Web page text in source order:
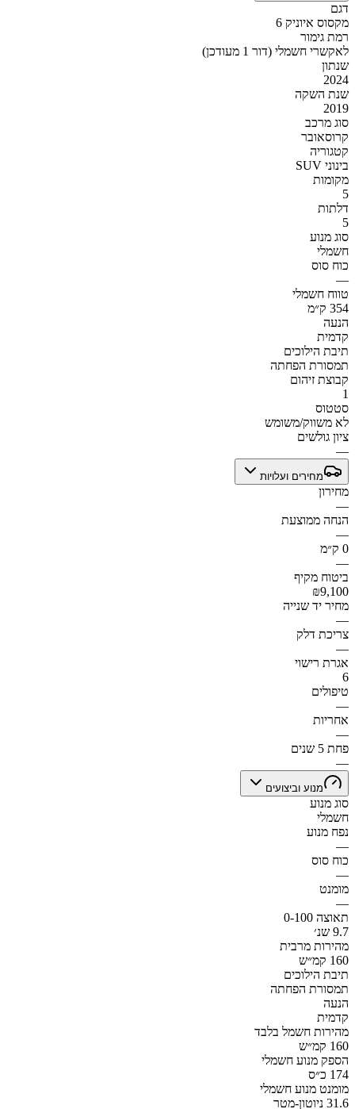
דגם
מקסוס איוניק 6
רמת גימור
לאקשרי חשמלי (דור 1 מעודכן)
שנתון
2024
שנת השקה
2019
סוג מרכב
קרוסאובר
קטגוריה
SUV בינוני
מקומות
5
דלתות
5
סוג מנוע
חשמלי
כוח סוס
—
טווח חשמלי
354 ק״מ
הנעה
קדמית
תיבת הילוכים
תמסורת הפחתה
קבוצת זיהום
1
סטטוס
לא משווק/משומש
ציון גולשים
—
מחירים ועלויות
מחירון
—
הנחה ממוצעת
—
0 ק״מ
—
ביטוח מקיף
₪9,100
מחיר יד שנייה
—
צריכת דלק
—
אגרת רישוי
6
טיפולים
—
אחריות
—
פחת 5 שנים
—
מנוע וביצועים
סוג מנוע
חשמלי
נפח מנוע
—
כוח סוס
—
מומנט
—
תאוצה 0-100
9.7 שנ׳
מהירות מרבית
160 קמ״ש
תיבת הילוכים
תמסורת הפחתה
הנעה
קדמית
מהירות חשמל בלבד
160 קמ״ש
הספק מנוע חשמלי
174 כ״ס
מומנט מנוע חשמלי
31.6 ניוטון-מטר